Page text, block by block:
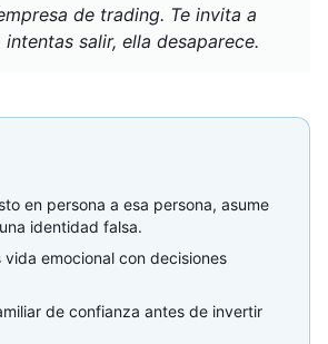
de trading. Te invita a
salir, ella desaparece.
en persona a esa persona, asume
identidad falsa.
vida emocional con decisiones
de confianza antes de invertir